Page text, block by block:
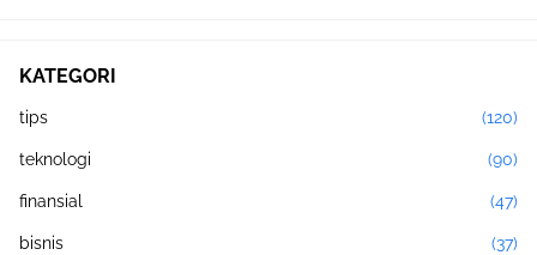
KATEGORI
tips (120)
teknologi (90)
finansial (47)
bisnis (37)